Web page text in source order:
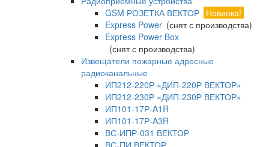
GSM РОЗЕТКА ВЕКТОР Новинка!
Express Power (снят с производства)
Express Power Box
(снят с производства)
Извещатели пожарные адресные
радиоканальные
ИП212-220Р «ДИП-220Р ВЕКТОР»
ИП212-230Р «ДИП-230Р ВЕКТОР»
ИП101-17Р-A1R
ИП101-17Р-A3R
ВС-ИПР-031 ВЕКТОР
ВС-ПИ ВЕКТОР